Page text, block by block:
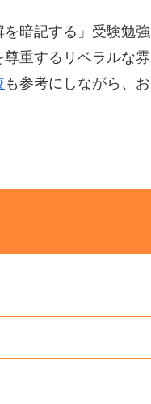
暗記する」受験勉強
重するリベラルな雰
も参考にしながら、お